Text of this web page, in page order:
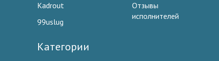
Kadrout
99uslug
Отзывы
исполнителей
Категории